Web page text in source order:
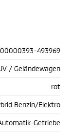
493969
/ Geländewagen
rot
Benzin/Elektro
Getriebe